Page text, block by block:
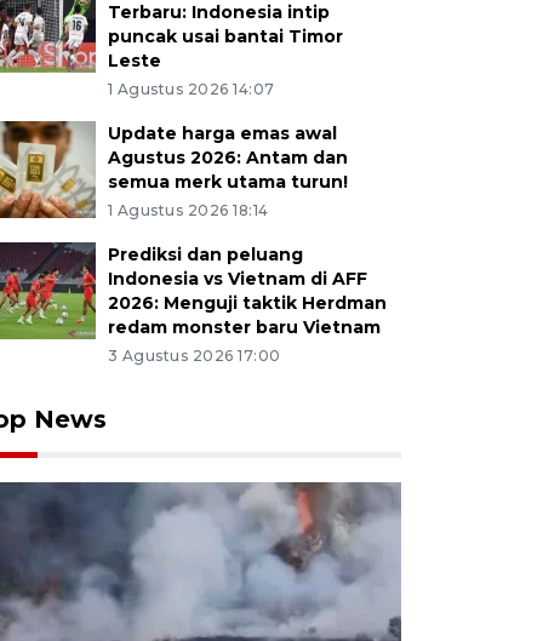
Terbaru: Indonesia intip
puncak usai bantai Timor
Leste
1 Agustus 2026 14:07
Update harga emas awal
Agustus 2026: Antam dan
semua merk utama turun!
1 Agustus 2026 18:14
Prediksi dan peluang
Indonesia vs Vietnam di AFF
2026: Menguji taktik Herdman
redam monster baru Vietnam
3 Agustus 2026 17:00
News